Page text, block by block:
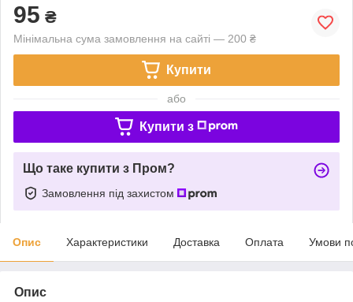
95 ₴
Мінімальна сума замовлення на сайті — 200 ₴
Купити
або
Купити з
Що таке купити з Пром?
Замовлення під захистом
Опис Характеристики Доставка Оплата Умови
Опис